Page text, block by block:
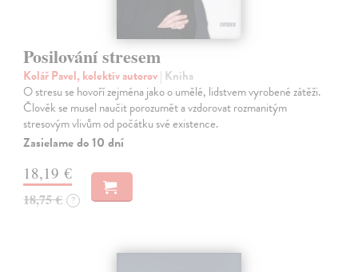
Posilování stresem
Kolář Pavel, kolektív autorov| Kniha
O stresu se hovoří zejména jako o umělé, lidstvem vyrobené zátěži.
Člověk se musel naučit porozumět a vzdorovat rozmanitým
stresovým vlivům od počátku své existence.
Zasielame do 10 dní
18,19 €
18,75 € ?